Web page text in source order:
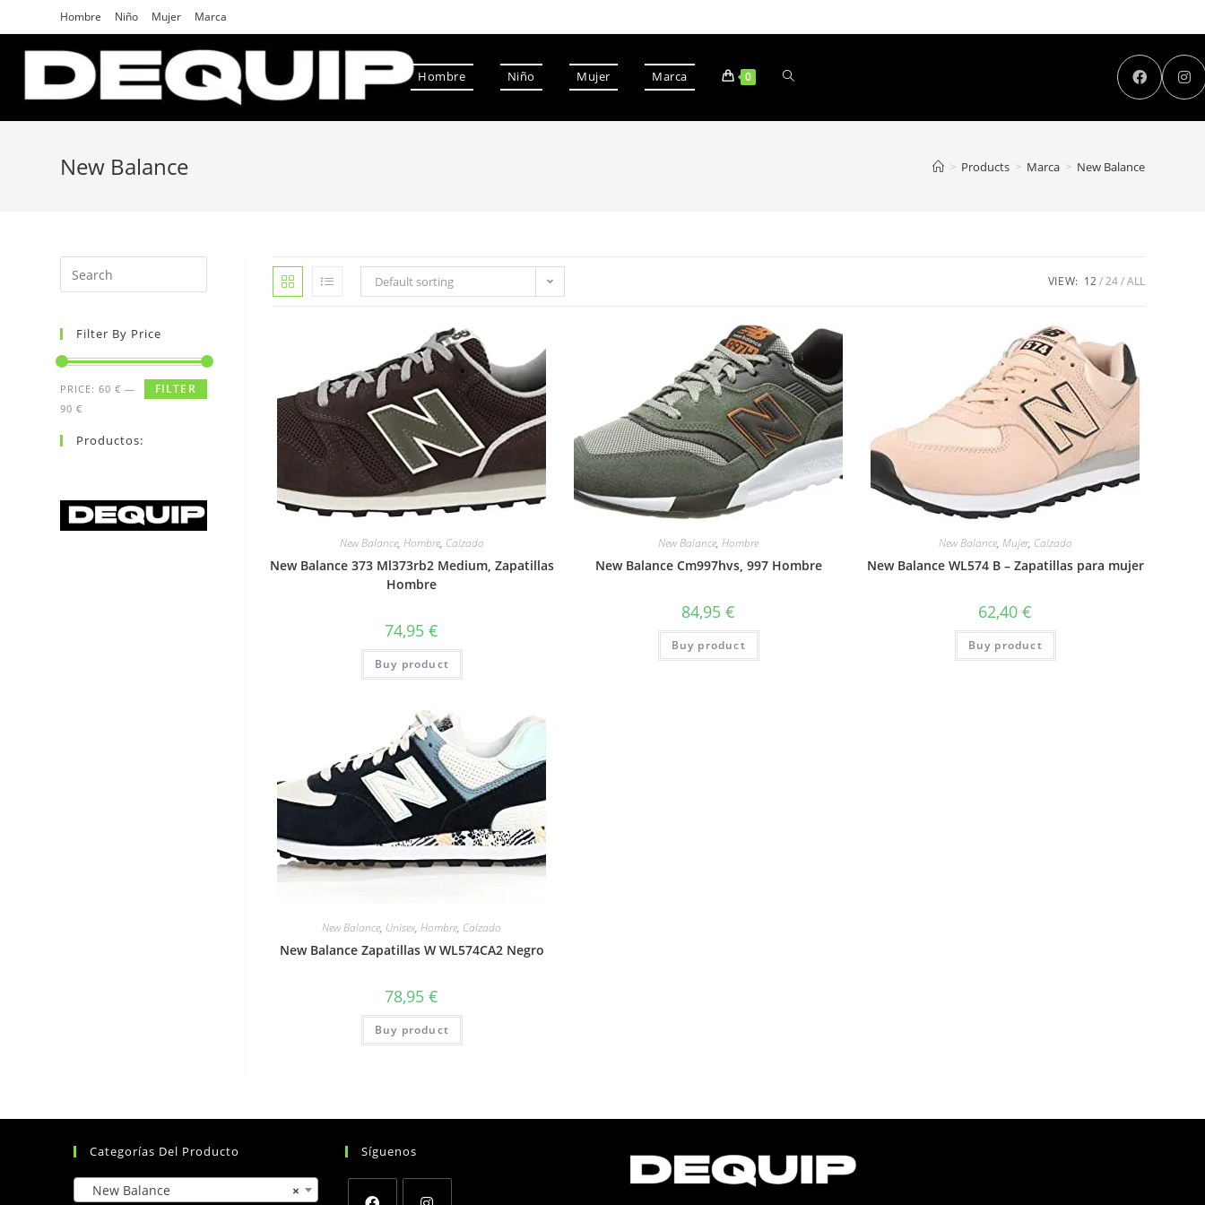
to
content
Hombre Niño Mujer Marca
Hombre Niño Mujer Marca 0
New Balance > Products > Marca > New Balance
Default sorting VIEW: 12 24 ALL
New Balance, Hombre, Calzado
New Balance 373 Ml373rb2 Medium, Zapatillas
Hombre
74,95€
Buy product
New Balance,Hombre
New Balance Cm997hvs, 997 Hombre
84,95€
Buy product
New Balance, Mujer, Calzado
New Balance WL574 B – Zapatillas para mujer
62,40€
Buy product
New Balance, Unisex,Hombre, Calzado
New Balance Zapatillas W WL574CA2 Negro
78,95€
Buy product
Search
for:
Filter By Price
FILTER
PRICE:60 € —
90 €
Productos:
Categorías Del Producto
×
New Balance
Síguenos